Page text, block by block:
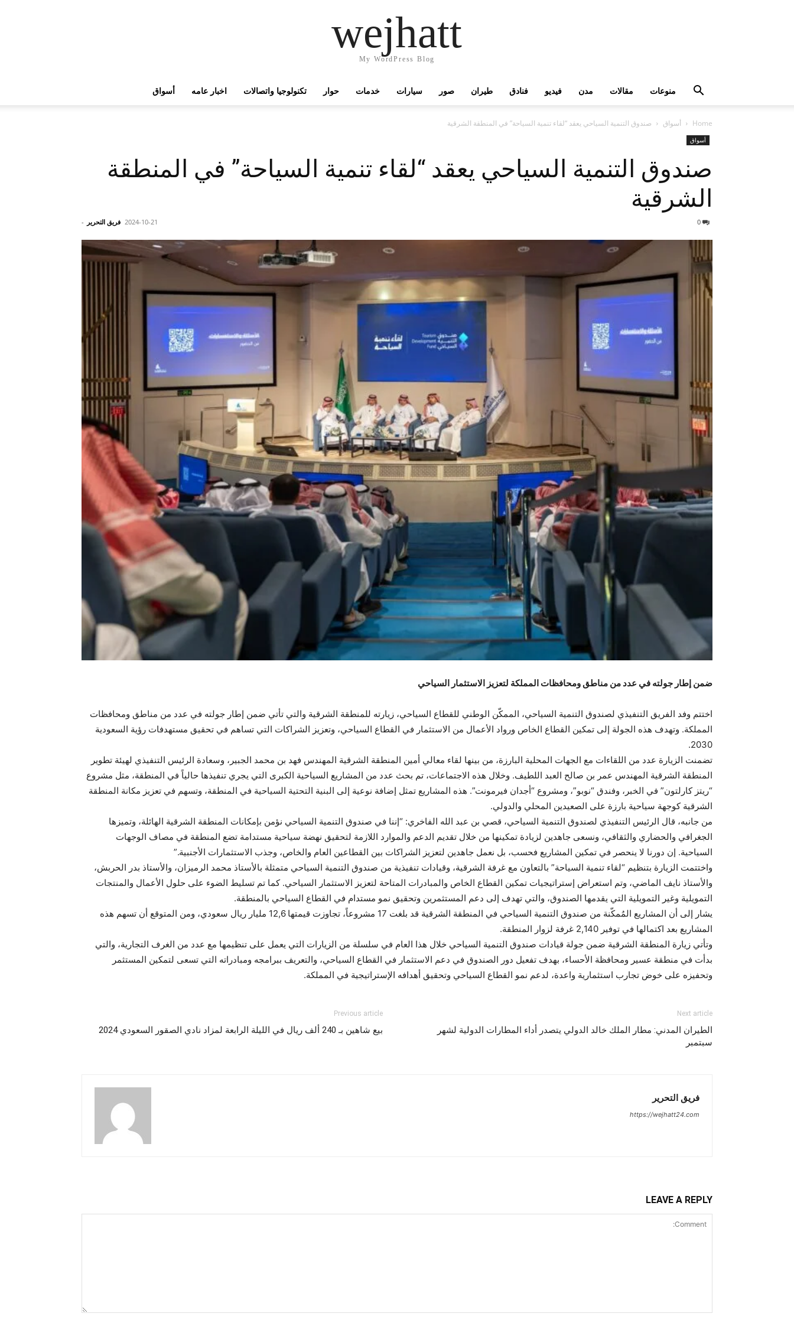
wejhatt
My WordPress Blog
أسواق اخبار عامه تكنولوجيا واتصالات حوار خدمات سيارات صور طيران فنادق فيديو مدن مقالات منوعات
Home أسواق صندوق التنمية السياحي يعقد “لقاء تنمية السياحة” في المنطقة الشرقية
أسواق
صندوق التنمية السياحي يعقد “لقاء تنمية السياحة” في المنطقة
الشرقية
فريق التحرير - 2024-10-21
ضمن إطار جولته في عدد من مناطق ومحافظات المملكة لتعزيز الاستثمار السياحي
اختتم وفد الفريق التنفيذي لصندوق التنمية السياحي، الممكّن الوطني للقطاع السياحي، زيارته للمنطقة الشرقية والتي تأتي ضمن إطار جولته في عدد من مناطق ومحافظات
المملكة. وتهدف هذه الجولة إلى تمكين القطاع الخاص ورواد الأعمال من الاستثمار في القطاع السياحي، وتعزيز الشراكات التي تساهم في تحقيق مستهدفات رؤية السعودية
2030.
تضمنت الزيارة عدد من اللقاءات مع الجهات المحلية البارزة، من بينها لقاء معالي أمين المنطقة الشرقية المهندس فهد بن محمد الجبير، وسعادة الرئيس التنفيذي لهيئة تطوير
المنطقة الشرقية المهندس عمر بن صالح العبد اللطيف. وخلال هذه الاجتماعات، تم بحث عدد من المشاريع السياحية الكبرى التي يجري تنفيذها حالياً في المنطقة، مثل مشروع
“ريتز كارلتون” في الخبر، وفندق “نوبو”، ومشروع “أجدان فيرمونت”. هذه المشاريع تمثل إضافة نوعية إلى البنية التحتية السياحية في المنطقة، وتسهم في تعزيز مكانة المنطقة
الشرقية كوجهة سياحية بارزة على الصعيدين المحلي والدولي.
من جانبه، قال الرئيس التنفيذي لصندوق التنمية السياحي، قصي بن عبد الله الفاخري: “إننا في صندوق التنمية السياحي نؤمن بإمكانات المنطقة الشرقية الهائلة، وتميزها
الجغرافي والحضاري والثقافي، ونسعى جاهدين لزيادة تمكينها من خلال تقديم الدعم والموارد اللازمة لتحقيق نهضة سياحية مستدامة تضع المنطقة في مصاف الوجهات
السياحية. إن دورنا لا ينحصر في تمكين المشاريع فحسب، بل نعمل جاهدين لتعزيز الشراكات بين القطاعين العام والخاص، وجذب الاستثمارات الأجنبية.”
واختتمت الزيارة بتنظيم “لقاء تنمية السياحة” بالتعاون مع غرفة الشرقية، وقيادات تنفيذية من صندوق التنمية السياحي متمثلة بالأستاذ محمد الرميزان، والأستاذ بدر الحربش،
والأستاذ نايف الماضي، وتم استعراض إستراتيجيات تمكين القطاع الخاص والمبادرات المتاحة لتعزيز الاستثمار السياحي. كما تم تسليط الضوء على حلول الأعمال والمنتجات
التمويلية وغير التمويلية التي يقدمها الصندوق، والتي تهدف إلى دعم المستثمرين وتحقيق نمو مستدام في القطاع السياحي بالمنطقة.
يشار إلى أن المشاريع المُمكّنة من صندوق التنمية السياحي في المنطقة الشرقية قد بلغت 17 مشروعاً، تجاوزت قيمتها 12,6 مليار ريال سعودي، ومن المتوقع أن تسهم هذه
المشاريع بعد اكتمالها في توفير 2,140 غرفة لزوار المنطقة.
وتأتي زيارة المنطقة الشرقية ضمن جولة قيادات صندوق التنمية السياحي خلال هذا العام في سلسلة من الزيارات التي يعمل على تنظيمها مع عدد من الغرف التجارية، والتي
بدأت في منطقة عسير ومحافظة الأحساء، بهدف تفعيل دور الصندوق في دعم الاستثمار في القطاع السياحي، والتعريف ببرامجه ومبادراته التي تسعى لتمكين المستثمر
وتحفيزه على خوض تجارب استثمارية واعدة، لدعم نمو القطاع السياحي وتحقيق أهدافه الإستراتيجية في المملكة.
Previous article
بيع شاهين بـ 240 ألف ريال في الليلة الرابعة لمزاد نادي الصقور السعودي 2024
Next article
الطيران المدني: مطار الملك خالد الدولي يتصدر أداء المطارات الدولية لشهر
سبتمبر
فريق التحرير
https://wejhatt24.com
LEAVE A REPLY